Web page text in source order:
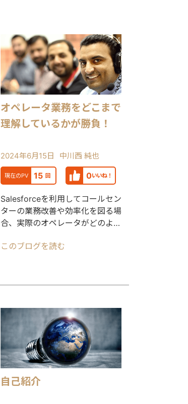
オペレータ業務をどこまで
理解しているかが勝負！
2024年6月15日 中川西 純也
現在のPV 15 回 0いいね！
Salesforceを利用してコールセン
ターの業務改善や効率化を図る場
合、実際のオペレータがどのよう
理解してい
このブログを読む
自己紹介